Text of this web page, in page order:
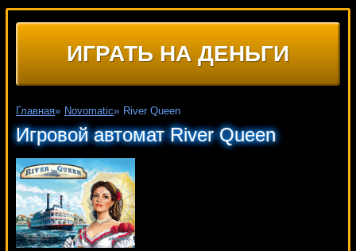
ИГРАТЬ НА ДЕНЬГИ
Главная» Novomatic» River Queen
Игровой автомат River Queen